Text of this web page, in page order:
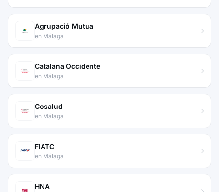
Agrupació Mutua
en Málaga
Catalana Occidente
en Málaga
Cosalud
en Málaga
FIATC
en Málaga
HNA